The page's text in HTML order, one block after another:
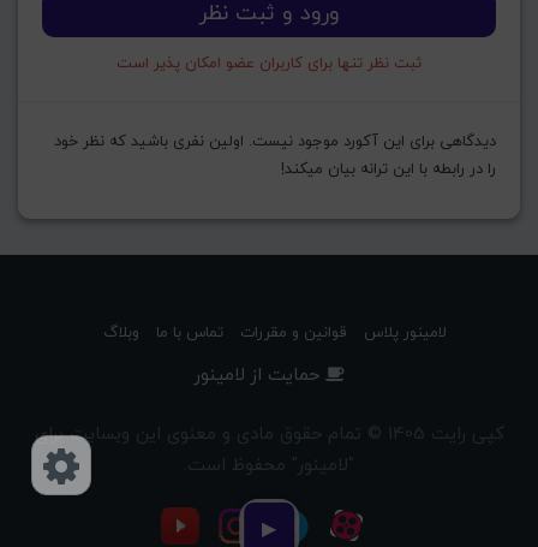
▶
ورود و ثبت نظر
ثبت نظر تنها برای کاربران عضو امکان پذیر است
دیدگاهی برای این آکورد موجود نیست. اولین نفری باشید که نظر خود
را در رابطه با این ترانه بیان میکند!
لامینور پلاس قوانین و مقررات تماس با ما وبلاگ
حمایت از لامینور
کپی رایت 1405 © تمام حقوق مادی و معنوی این وبسایت برای
"لامینور" محفوظ است.